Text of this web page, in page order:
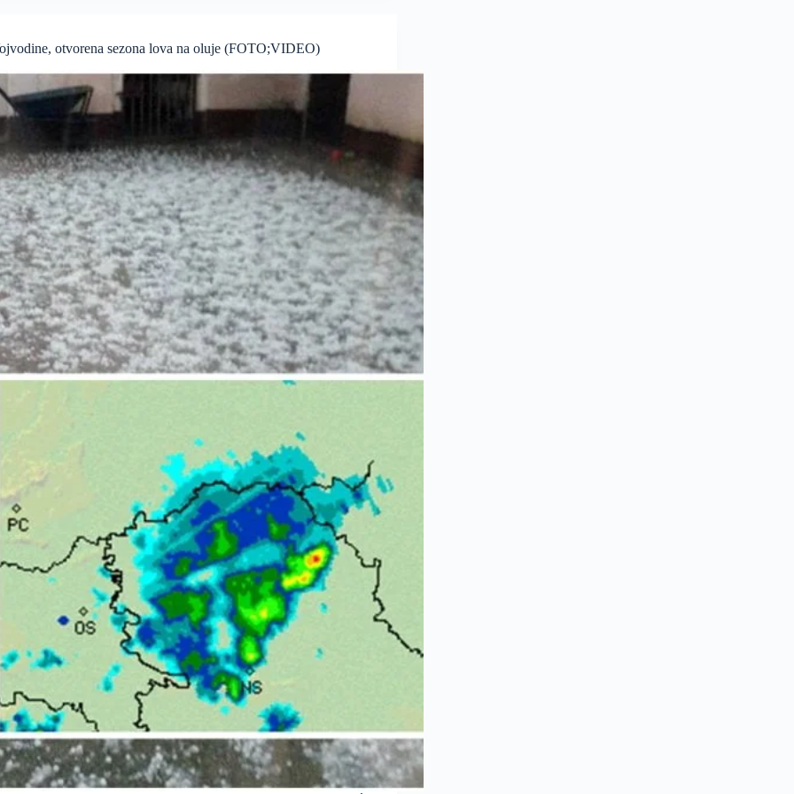
otvorena sezona lova na oluje (FOTO;VIDEO)